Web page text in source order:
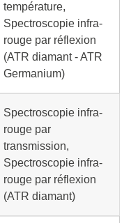
température,
Spectroscopie infra-
rouge par réflexion
(ATR diamant - ATR
Germanium)
Spectroscopie infra-
rouge par
transmission,
Spectroscopie infra-
rouge par réflexion
(ATR diamant)